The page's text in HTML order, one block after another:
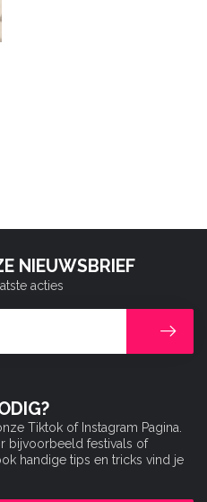
Tiktok of Instagram Pagina.
bijvoorbeeld festivals of
handige tips en tricks vind je
NIEUWSBRIEF
acties